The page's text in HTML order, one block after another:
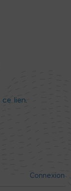
ce lien
Connexion